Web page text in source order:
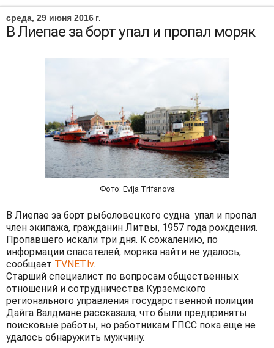
среда, 29 июня 2016 г.
В Лиепае за борт упал и пропал моряк
Фото: Evija Trifanova
В Лиепае за борт рыболовецкого судна упал и пропал
член экипажа, гражданин Литвы, 1957 года рождения.
Пропавшего искали три дня. К сожалению, по
информации спасателей, моряка найти не удалось,
сообщает TVNET.lv.
Старший специалист по вопросам общественных
отношений и сотрудничества Курземского
регионального управления государственной полиции
Дайга Валдмане рассказала, что были предприняты
поисковые работы, но работникам ГПСС пока еще не
удалось обнаружить мужчину.